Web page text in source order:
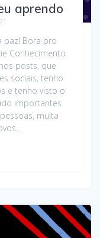
aprendo
paz! Bora pro
Conhecimento
posts, que
sociais, tenho
e tenho visto o
importantes
muita